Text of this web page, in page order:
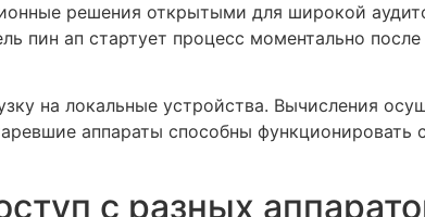
решения открытыми для широкой
пин ап стартует процесс моментально
на локальные устройства. Вычисления
аппараты способны
с разных